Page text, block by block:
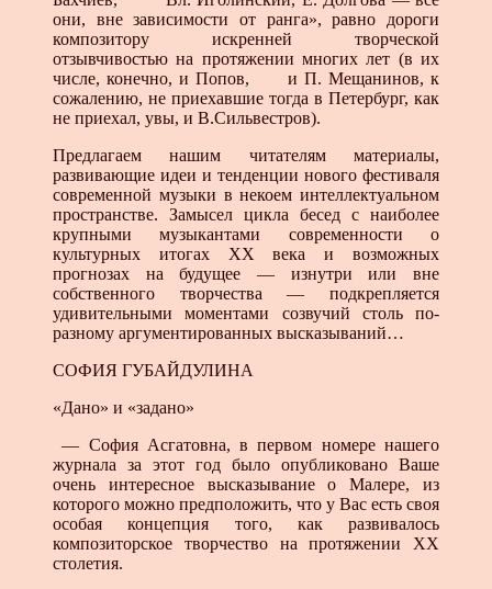
они, вне зависимости от ранга», равно дороги
композитору искренней творческой
отзывчивостью на протяжении многих лет (в их
числе, конечно, и Попов, и П. Мещанинов, к
сожалению, не приехавшие тогда в Петербург, как
не приехал, увы, и В.Сильвестров).
Предлагаем нашим читателям материалы,
развивающие идеи и тенденции нового фестиваля
современной музыки в некоем интеллектуальном
пространстве. Замысел цикла бесед с наиболее
крупными музыкантами современности о
культурных итогах XX века и возможных
прогнозах на будущее — изнутри или вне
собственного творчества — подкрепляется
удивительными моментами созвучий столь по-
разному аргументированных высказываний…
СОФИЯ ГУБАЙДУЛИНА
«Дано» и «задано»
— София Асгатовна, в первом номере нашего
журнала за этот год было опубликовано Ваше
очень интересное высказывание о Малере, из
которого можно предположить, что у Вас есть своя
особая концепция того, как развивалось
композиторское творчество на протяжении XX
столетия.